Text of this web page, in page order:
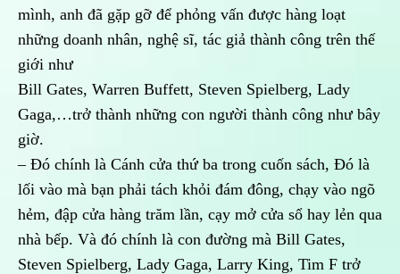
mình, anh đã gặp gỡ để phỏng vấn được hàng loạt
những doanh nhân, nghệ sĩ, tác giả thành công trên thế
giới như
Bill Gates, Warren Buffett, Steven Spielberg, Lady
Gaga,…trở thành những con người thành công như bây
giờ.
– Đó chính là Cánh cửa thứ ba trong cuốn sách, Đó là
lối vào mà bạn phải tách khỏi đám đông, chạy vào ngõ
hẻm, đập cửa hàng trăm lần, cạy mở cửa sổ hay lẻn qua
nhà bếp. Và đó chính là con đường mà Bill Gates,
Steven Spielberg, Lady Gaga, Larry King, Tim F trở